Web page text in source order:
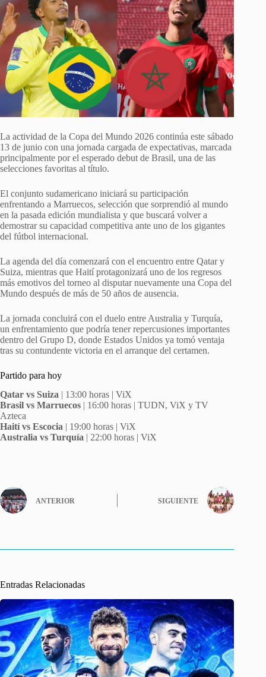
La actividad de la Copa del Mundo 2026 continúa este sábado
13 de junio con una jornada cargada de expectativas, marcada
principalmente por el esperado debut de Brasil, una de las
selecciones favoritas al título.
El conjunto sudamericano iniciará su participación
enfrentando a Marruecos, selección que sorprendió al mundo
en la pasada edición mundialista y que buscará volver a
demostrar su capacidad competitiva ante uno de los gigantes
del fútbol internacional.
La agenda del día comenzará con el encuentro entre Qatar y
Suiza, mientras que Haití protagonizará uno de los regresos
más emotivos del torneo al disputar nuevamente una Copa del
Mundo después de más de 50 años de ausencia.
La jornada concluirá con el duelo entre Australia y Turquía,
un enfrentamiento que podría tener repercusiones importantes
dentro del Grupo D, donde Estados Unidos ya tomó ventaja
tras su contundente victoria en el arranque del certamen.
Partido para hoy
Qatar vs Suiza | 13:00 horas | ViX
Brasil vs Marruecos | 16:00 horas | TUDN, ViX y TV
Azteca
Haití vs Escocia | 19:00 horas | ViX
Australia vs Turquía | 22:00 horas | ViX
ANTERIOR SIGUIENTE
Entradas Relacionadas